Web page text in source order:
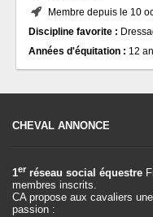
Membre depuis le 10
Discipline favorite :
Années d'équitation : 12
CHEVAL ANNONCE
1er réseau social équestre
membres inscrits.
CA propose aux cavaliers
passion :